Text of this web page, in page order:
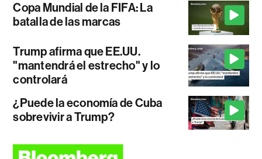
Copa Mundial de la FIFA: La
batalla de las marcas
Trump afirma que EE.UU.
"mantendrá el estrecho" y lo
controlará
¿Puede la economía de Cuba
sobrevivir a Trump?